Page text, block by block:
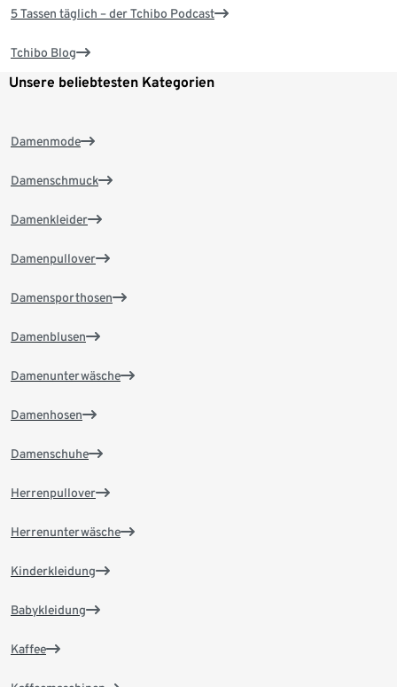
5 Tassen täglich – der Tchibo Podcast
Tchibo Blog
Unsere beliebtesten Kategorien
Damenmode
Damenschmuck
Damenkleider
Damenpullover
Damensporthosen
Damenblusen
Damenunterwäsche
Damenhosen
Damenschuhe
Herrenpullover
Herrenunterwäsche
Kinderkleidung
Babykleidung
Kaffee